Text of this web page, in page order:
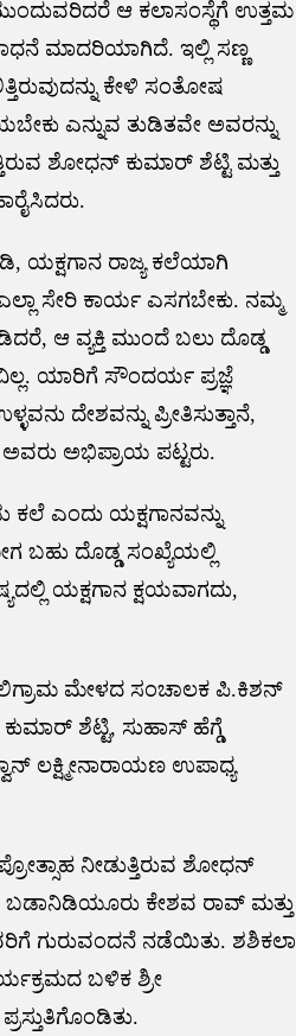
ಆ ಕಲಾಸಂಸ್ಥೆಗೆ ಉತ್ತಮ
ಮಾದರಿಯಾಗಿದೆ. ಇಲ್ಲಿ ಸಣ್ಣ
ಕೇಳಿ ಸಂತೋಷ
ಎನ್ನುವ ತುಡಿತವೇ ಅವರನ್ನು
ಶೋಧನ್ ಕುಮಾರ್ ಶೆಟ್ಟಿ ಮತ್ತು
ಯಕ್ಷಗಾನ ರಾಜ್ಯ ಕಲೆಯಾಗಿ
ಸೇರಿ ಕಾರ್ಯ ಎಸಗಬೇಕು. ನಮ್ಮ
ಆ ವ್ಯಕ್ತಿ ಮುಂದೆ ಬಲು ದೊಡ್ಡ
ಯಾರಿಗೆ ಸೌಂದರ್ಯ ಪ್ರಜ್ಞೆ
ದೇಶವನ್ನು ಪ್ರೀತಿಸುತ್ತಾನೆ,
ಅವರು ಅಭಿಪ್ರಾಯ ಪಟ್ಟರು.
ಎಂದು ಯಕ್ಷಗಾನವನ್ನು
ಬಹು ದೊಡ್ಡ ಸಂಖ್ಯೆಯಲ್ಲಿ
ಯಕ್ಷಗಾನ ಕ್ಷಯವಾಗದು,
ಮೇಳದ ಸಂಚಾಲಕ ಪಿ.ಕಿಶನ್
ಶೆಟ್ಟಿ, ಸುಹಾಸ್ ಹೆಗ್ಡೆ
ಲಕ್ಷ್ಮೀನಾರಾಯಣ ಉಪಾಧ್ಯ
ನೀಡುತ್ತಿರುವ ಶೋಧನ್
ಬಡಾನಿಡಿಯೂರು ಕೇಶವ ರಾವ್ ಮತ್ತು
ಗುರುವಂದನೆ ನಡೆಯಿತು. ಶಶಿಕಲಾ
ಬಳಿಕ ಶ್ರೀ